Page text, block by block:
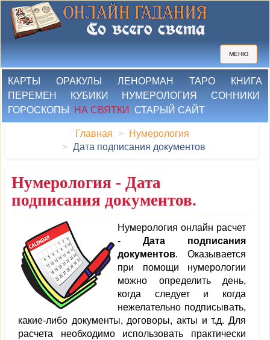
МЕНЮ
КАРТЫ ОРАКУЛЫ ЛЕНОРМАН ТАРО
КНИГА
ПЕРЕМЕН
КУБИКИ НУМЕРОЛОГИЯ
СОННИКИ
ГОРОСКОПЫ
НА СВЯТКИ СТАРЫЙ САЙТ
Главная
Нумерология
Дата подписания документов
Нумерология - Дата
подписания документов.
Нумерология онлайн расчет
- Дата подписания
документов. Оказывается
при помощи нумерологии
можно определить день,
когда следует и когда
нежелательно подписывать,
какие-либо документы, договоры, акты и т.д. Для
расчета необходимо использовать практически